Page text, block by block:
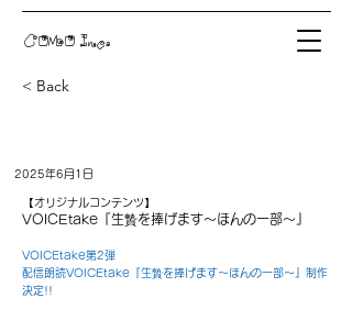
COMO Inc.
< Back
2025年6月1日
【オリジナルコンテンツ】
VOICEtake『生贄を捧げます〜ほんの一部〜』
VOICEtake第2弾
配信朗読VOICEtake『生贄を捧げます〜ほんの一部〜』制作
決定!!